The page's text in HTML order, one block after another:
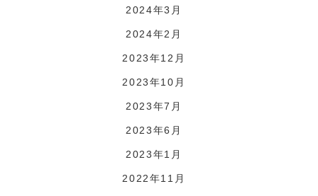
2024年3月
2024年2月
2023年12月
2023年10月
2023年7月
2023年6月
2023年1月
2022年11月